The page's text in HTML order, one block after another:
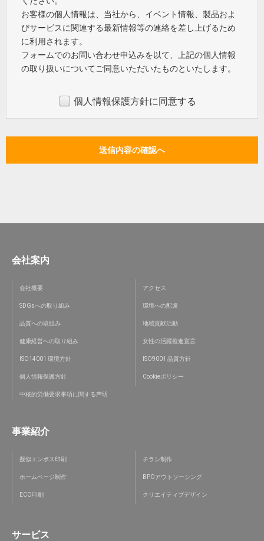
お客様の個人情報は、当社から、イベント情報、製品およ
びサービスに関連する最新情報等の連絡を差し上げるため
に利用されます。
フォームでのお問い合わせ申込みを以て、上記の個人情報
の取り扱いについてご同意いただいたものといたします。
個人情報保護方針に同意する
会社案内
会社概要 アクセス
SDGsへの取り組み 環境への配慮
品質への取組み 地域貢献活動
健康経営への取り組み 女性の活躍推進宣言
ISO14001 環境方針 ISO9001 品質方針
個人情報保護方針 Cookieポリシー
中核的労働要求事項に関する声明
事業紹介
擬似エンボス印刷 チラシ制作
ホームページ制作 BPOアウトソーシング
ECO印刷 クリエイティブデザイン
サービス